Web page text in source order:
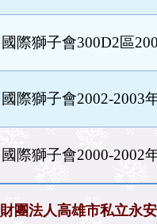
國際獅子會300D2區
國際獅子會2002-2003
國際獅子會2000-2002
財團法人高雄市私立永